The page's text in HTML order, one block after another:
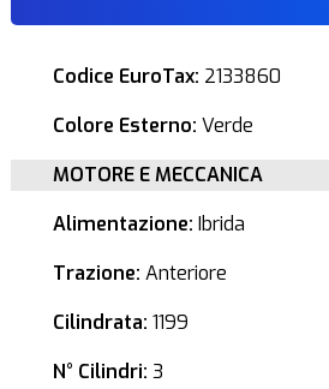
Codice EuroTax: 2133860
Colore Esterno: Verde
MOTORE E MECCANICA
Alimentazione: Ibrida
Trazione: Anteriore
Cilindrata: 1199
N° Cilindri: 3